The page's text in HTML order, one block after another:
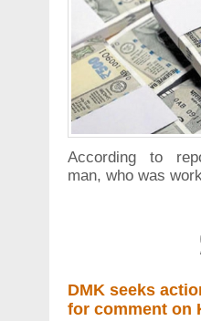
According to
man, who was
DMK seeks
for comment on